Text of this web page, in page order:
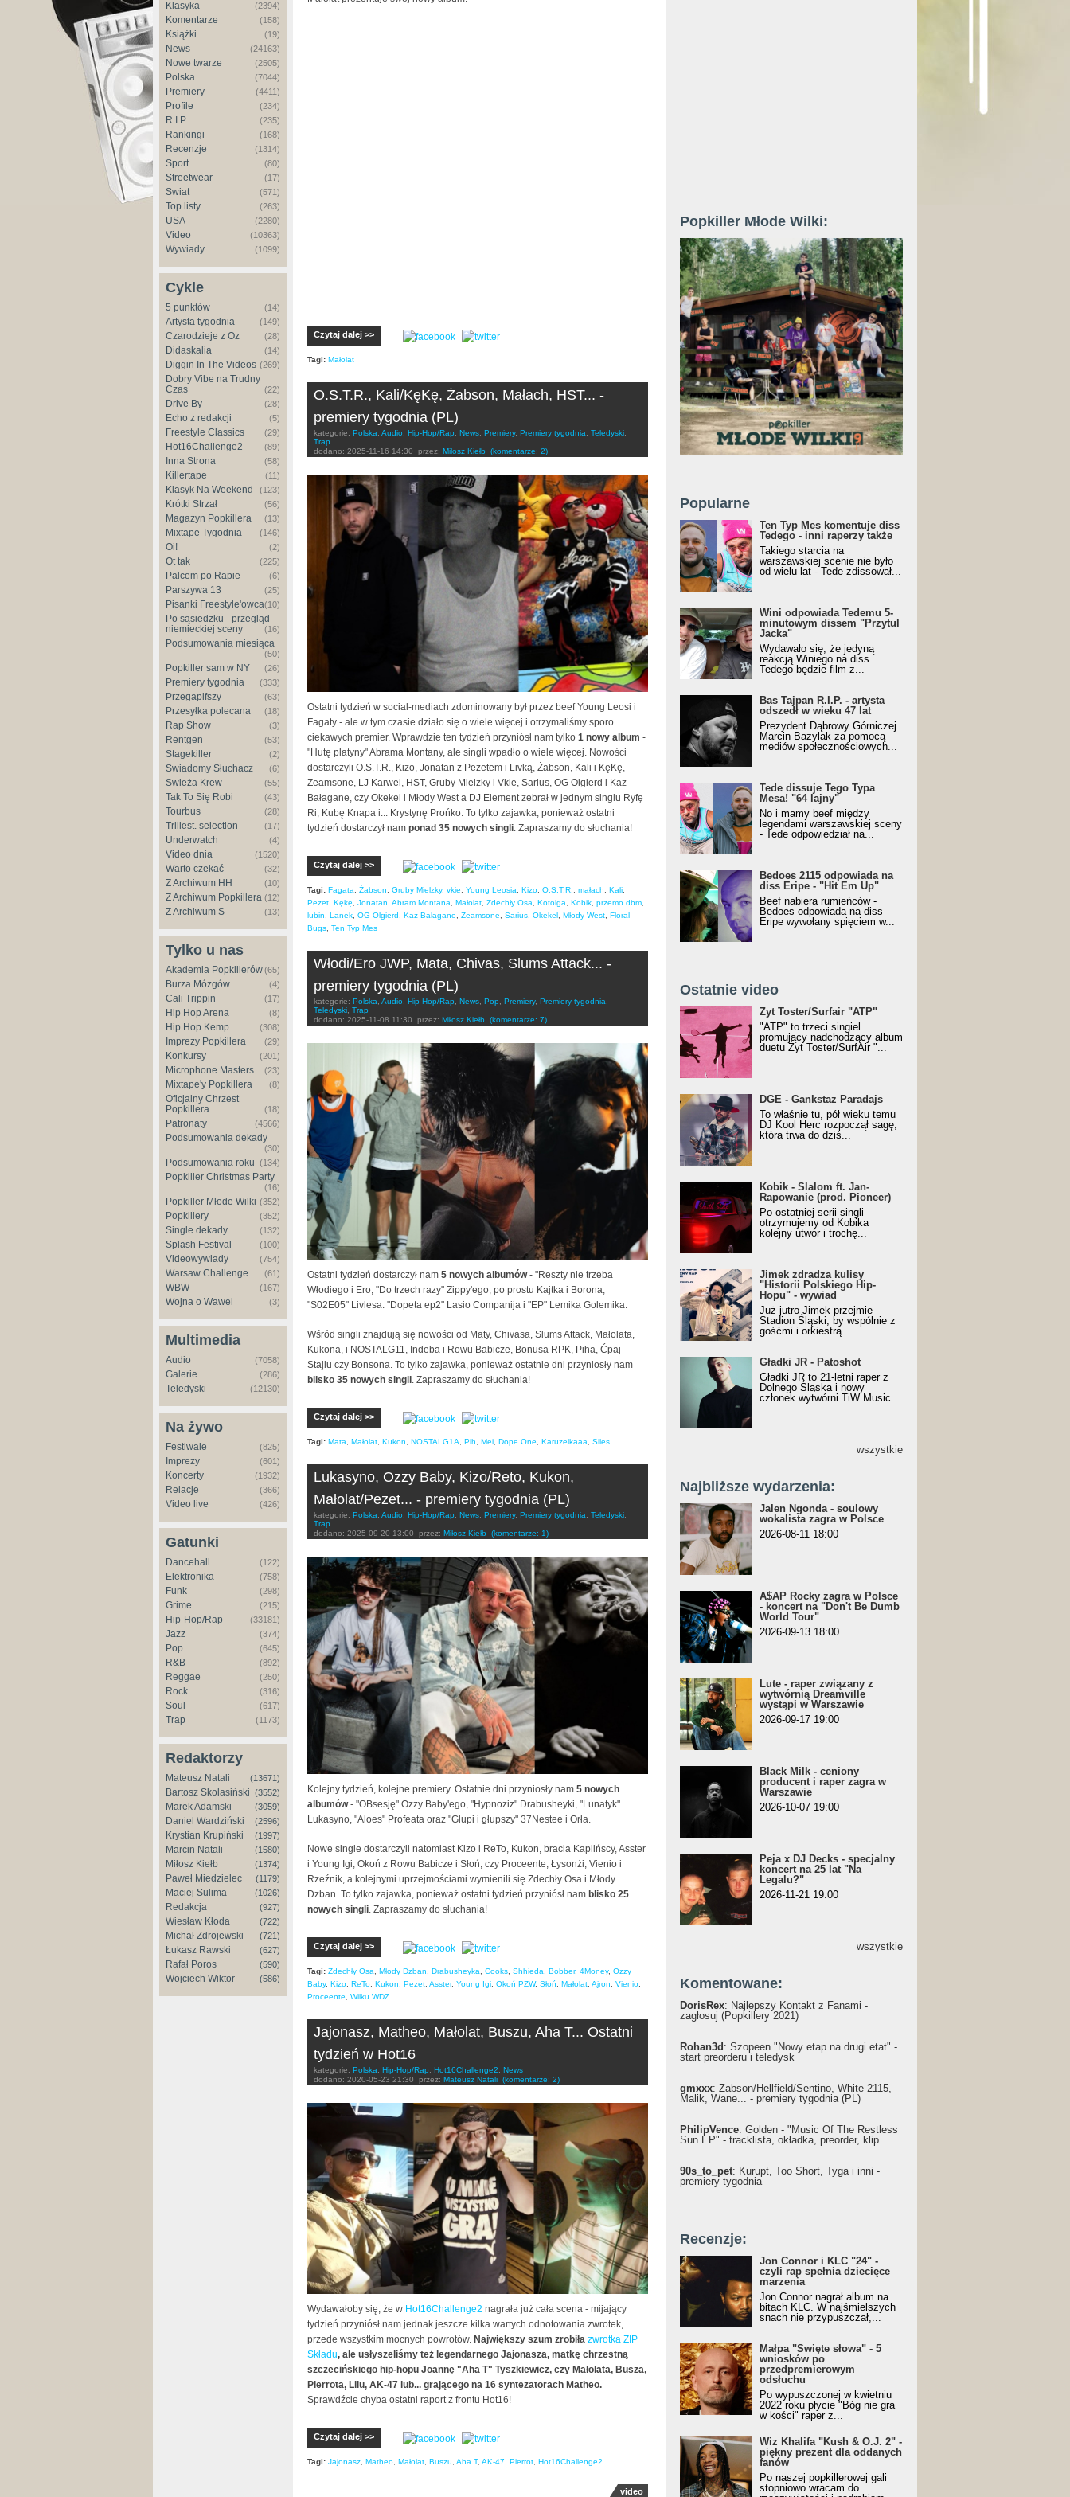
Klasyka (2394)
Komentarze (158)
Książki (19)
News (24163)
Nowe twarze (2505)
Polska (7044)
Premiery (4411)
Profile (234)
R.I.P. (235)
Rankingi (168)
Recenzje (1314)
Sport (80)
Streetwear (17)
Świat (571)
Top listy (263)
USA (2280)
Video (10363)
Wywiady (1099)
Cykle
5 punktów (14)
Artysta tygodnia (149)
Czarodzieje z Oz (28)
Didaskalia (14)
Diggin In The Videos (269)
Dobry Vibe na Trudny
Czas
(22)
Drive By (28)
Echo z redakcji (5)
Freestyle Classics (29)
Hot16Challenge2 (89)
Inna Strona (58)
Killertape (11)
Klasyk Na Weekend (123)
Krótki Strzał (56)
Magazyn Popkillera (13)
Mixtape Tygodnia (146)
Oi! (2)
Ot tak (225)
Palcem po Rapie (6)
Parszywa 13 (25)
Pisanki Freestyle'owca(10)
Po sąsiedzku - przegląd
niemieckiej sceny
(16)
Podsumowania miesiąca
(50)
Popkiller sam w NY (26)
Premiery tygodnia (333)
Przegapifszy (63)
Przesyłka polecana (18)
Rap Show (3)
Rentgen (53)
Stagekiller (2)
Świadomy Słuchacz (6)
Świeża Krew (55)
Tak To Się Robi (43)
Tourbus (28)
Trillest. selection (17)
Underwatch (4)
Video dnia (1520)
Warto czekać (32)
Z Archiwum HH (10)
Z Archiwum Popkillera (12)
Z Archiwum S (13)
Tylko u nas
Akademia Popkillerów(65)
Burza Mózgów (4)
Cali Trippin (17)
Hip Hop Arena (8)
Hip Hop Kemp (308)
Imprezy Popkillera (29)
Konkursy (201)
Microphone Masters (23)
Mixtape'y Popkillera (8)
Oficjalny Chrzest
Popkillera
(18)
Patronaty (4566)
Podsumowania dekady
(30)
Podsumowania roku (134)
Popkiller Christmas Party
(16)
Popkiller Młode Wilki (352)
Popkillery (352)
Single dekady (132)
Splash Festival (100)
Videowywiady (754)
Warsaw Challenge (61)
WBW (167)
Wojna o Wawel (3)
Multimedia
Audio (7058)
Galerie (286)
Teledyski (12130)
Na żywo
Festiwale (825)
Imprezy (601)
Koncerty (1932)
Relacje (366)
Video live (426)
Gatunki
Dancehall (122)
Elektronika (758)
Funk (298)
Grime (215)
Hip-Hop/Rap (33181)
Jazz (374)
Pop (645)
R&B (892)
Reggae (250)
Rock (316)
Soul (617)
Trap (1173)
Redaktorzy
Mateusz Natali (13671)
Bartosz Skolasiński (3552)
Marek Adamski (3059)
Daniel Wardziński (2596)
Krystian Krupiński (1997)
Marcin Natali (1580)
Miłosz Kiełb (1374)
Paweł Miedzielec (1179)
Maciej Sulima (1026)
Redakcja (927)
Wiesław Kłoda (722)
Michał Zdrojewski (721)
Łukasz Rawski (627)
Rafał Poros (590)
Wojciech Wiktor (586)
Czytaj dalej >>
Tagi: Małolat
O.S.T.R., Kali/KęKę, Żabson, Małach, HST... -
premiery tygodnia (PL)
kategorie: Polska Audio Hip-Hop/Rap News Premiery, Premiery tygodnia Teledyski
Trap
dodano: 2025-11-16 14:30 przez: Miłosz Kiełb (komentarze: 2)
Ostatni tydzień w social-mediach zdominowany był przez beef Young Leosi i
Fagaty - ale w tym czasie działo się o wiele więcej i otrzymaliśmy sporo
ciekawych premier. Wprawdzie ten tydzień przyniósł nam tylko 1 nowy album -
"Hutę platyny" Abrama Montany, ale singli wpadło o wiele więcej. Nowości
dostarczyli O.S.T.R., Kizo, Jonatan z Pezetem i Livką, Żabson, Kali i KęKę,
Zeamsone, LJ Karwel, HST, Gruby Mielzky i Vkie, Sarius, OG Olgierd i Kaz
Bałagane, czy Okekel i Młody West a DJ Element zebrał w jednym singlu Ryfę
Ri, Kubę Knapa i... Krystynę Prońko. To tylko zajawka, ponieważ ostatni
tydzień dostarczył nam ponad 35 nowych singli . Zapraszamy do słuchania!
Czytaj dalej >>
Tagi: Fagata Żabson Gruby Mielzky, vkie Young Leosia Kizo O.S.T.R. małach Kali
Pezet Kękę Jonatan Abram Montana Małolat Zdechły Osa Kotolga Kobik przemo dbm
lubin
Lanek OG Olgierd Kaz Bałagane Zeamsone Sarius Okekel Młody West Floral
Bugs Ten Typ Mes
Włodi/Ero JWP, Mata, Chivas, Slums Attack... -
premiery tygodnia (PL)
kategorie: Polska Audio Hip-Hop/Rap News Pop Premiery, Premiery tygodnia
Teledyski Trap
dodano: 2025-11-08 11:30 przez: Miłosz Kiełb (komentarze: 7)
Ostatni tydzień dostarczył nam 5 nowych albumów- "Reszty nie trzeba
Włodiego i Ero, "Do trzech razy" Zippy'ego, po prostu Kajtka i Borona,
"S02E05" Livlesa. "Dopeta ep2" Lasio Companija i "EP" Lemika Golemika.
Wśród singli znajdują się nowości od Maty, Chivasa, Slums Attack, Małolata,
Kukona, i NOSTALG11, Indeba i Rowu Babicze, Bonusa RPK, Piha, Ćpaj
Stajlu czy Bonsona. To tylko zajawka, ponieważ ostatnie dni przyniosły nam
blisko 35 nowych singli. Zapraszamy do słuchania!
Czytaj dalej >>
Tagi: Mata Małolat Kukon NOSTALG1A Pih Mei Dope One Karuzelkaaa Siles
Lukasyno, Ozzy Baby, Kizo/Reto, Kukon,
Małolat/Pezet... - premiery tygodnia (PL)
kategorie: Polska Audio Hip-Hop/Rap News Premiery, Premiery tygodnia Teledyski
Trap
dodano: 2025-09-20 13:00 przez: Miłosz Kiełb (komentarze: 1)
Kolejny tydzień, kolejne premiery. Ostatnie dni przyniosły nam 5 nowych
albumów- "OBsesję" Ozzy Baby'ego, "Hypnoziz" Drabusheyki, "Lunatyk"
Lukasyno, "Aloes" Profeata oraz "Głupi i głupszy" 37Nestee i Orła.
Nowe single dostarczyli natomiast Kizo i ReTo, Kukon, bracia Kaplińscy, Asster
i Young Igi, Okoń z Rowu Babicze i Słoń, czy Proceente, Łysonżi, Vienio i
Rzeźnik, a kolejnymi uprzejmościami wymienili się Zdechły Osa i Młody
Dzban. To tylko zajawka, ponieważ ostatni tydzień przyniósł nam blisko 25
nowych singli . Zapraszamy do słuchania!
Czytaj dalej >>
Tagi: Zdechły Osa Młody Dzban Drabusheyka Cooks Shhieda Bobber, 4Money, Ozzy
Baby, Kizo ReTo Kukon Pezet Asster, Young Igi Okoń PZW, Słoń Małolat Ajron Vienio
Proceente
Wilku WDZ
Jajonasz, Matheo, Małolat, Buszu, Aha T... Ostatni
tydzień w Hot16
kategorie: Polska Hip-Hop/Rap Hot16Challenge2
News
dodano: 2020-05-23 21:30 przez: Mateusz Natali (komentarze: 2)
Wydawałoby się, że w Hot16Challenge2 nagrała już cała scena - mijający
tydzień przyniósł nam jednak jeszcze kilka wartych odnotowania zwrotek,
przede wszystkim mocnych powrotów. Największy szum zrobiła zwrotka ZIP
Składu, ale usłyszeliśmy też legendarnego Jajonasza, matkę chrzestną
szczecińskiego hip-hopu Joannę "Aha T" Tyszkiewicz, czy Małolata, Busza,
Pierrota, Lilu, AK-47 lub... grającego na 16 syntezatorach Matheo.
Sprawdźcie chyba ostatni raport z frontu Hot16!
Czytaj dalej >>
Tagi: Jajonasz, Matheo, Małolat, Buszu, Aha T, AK-47, Pierrot, Hot16Challenge2
video
Popkiller Młode Wilki:
Popularne
Ten Typ Mes komentuje diss
Tedego - inni raperzy także
Takiego starcia na
warszawskiej scenie nie było
od wielu lat - Tede zdissował...
Wini odpowiada Tedemu 5-
minutowym dissem "Przytul
Jacka"
Wydawało się, że jedyną
reakcją Winiego na diss
Tedego będzie film z...
Bas Tajpan R.I.P. - artysta
odszedł w wieku 47 lat
Prezydent Dąbrowy Górniczej
Marcin Bazylak za pomocą
mediów społecznościowych...
Tede dissuje Tego Typa
Mesa! "64 lajny"
No i mamy beef między
legendami warszawskiej sceny
- Tede odpowiedział na...
Bedoes 2115 odpowiada na
diss Eripe - "Hit Em Up"
Beef nabiera rumieńców -
Bedoes odpowiada na diss
Eripe wywołany spięciem w...
Ostatnie video
Żyt Toster/SurfAir - ATP VIDEO
Żyt Toster/Surfair "ATP"
"ATP" to trzeci singiel
promujący nadchodzący album
duetu Żyt Toster/SurfAir "...
donGURALesko z nagrodą za
Klasyczny/Trueschoolowy
Album Roku (Popkillery 2023)
DGE - Gankstaz Paradajs
To właśnie tu, pół wieku temu
DJ Kool Herc rozpoczął sagę,
która trwa do dziś...
Kobik - Slalom ft. Jan-
Rapowanie (prod. Pioneer)
[Official Music Visualiser]
Kobik - Slalom ft. Jan-
Rapowanie (prod. Pioneer)
Po ostatniej serii singli
otrzymujemy od Kobika
kolejny utwór i trochę...
Jimek zdradza kulisy "Historii
Polskiego Hip-Hopu" - wywiad
Jimek zdradza kulisy
"Historii Polskiego Hip-
Hopu" - wywiad
Już jutro Jimek przejmie
Stadion Śląski, by wspólnie z
gośćmi i orkiestrą...
Gładki JR - Patoshot
Gładki JR - Patoshot
Gładki JR to 21-letni raper z
Dolnego Śląska i nowy
członek wytwórni TiW Music...
wszystkie
Najbliższe wydarzenia:
Jalen Ngonda - soulowy
wokalista zagra w Polsce
2026-08-11 18:00
A$AP Rocky zagra w Polsce
- koncert na "Don't Be Dumb
World Tour"
2026-09-13 18:00
Lute - raper związany z
wytwórnią Dreamville
wystąpi w Warszawie
2026-09-17 19:00
Black Milk - ceniony
producent i raper zagra w
Warszawie
2026-10-07 19:00
Peja x DJ Decks - specjalny
koncert na 25 lat "Na
Legalu?"
2026-11-21 19:00
wszystkie
Komentowane:
DorisRex: Najlepszy Kontakt z Fanami -
zagłosuj (Popkillery 2021)
Rohan3d : Szopeen "Nowy etap na drugi etat" -
start preorderu i teledysk
gmxxx: Żabson/Hellfield/Sentino, White 2115,
Malik, Wane... - premiery tygodnia (PL)
PhilipVence: Golden - "Music Of The Restless
Sun EP" - tracklista, okładka, preorder, klip
90s_to_pet: Kurupt, Too Short, Tyga i inni -
premiery tygodnia
Recenzje:
Jon Connor i KLC "24" -
czyli rap spełnia dziecięce
marzenia
Jon Connor nagrał album na
bitach KLC. W najśmielszych
snach nie przypuszczał,...
Małpa "Święte słowa" - 5
wniosków po
przedpremierowym
odsłuchu
Po wypuszczonej w kwietniu
2022 roku płycie "Bóg nie gra
w kości" raper z...
Wiz Khalifa "Kush & O.J. 2" -
piękny prezent dla oddanych
fanów
Po naszej popkillerowej gali
stopniowo wracam do